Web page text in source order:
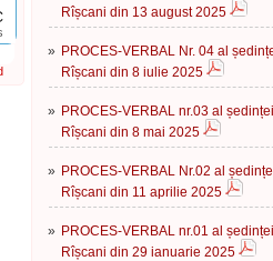
Rîșcani din 13 august 2025
» PROCES-VERBAL Nr. 04 al
Rîșcani din 8 iulie 2025
» PROCES-VERBAL nr.03 al
Rîșcani din 8 mai 2025
» PROCES-VERBAL Nr.02 al
Rîșcani din 11 aprilie 2025
» PROCES-VERBAL nr.01 al
Rîșcani din 29 ianuarie 2025